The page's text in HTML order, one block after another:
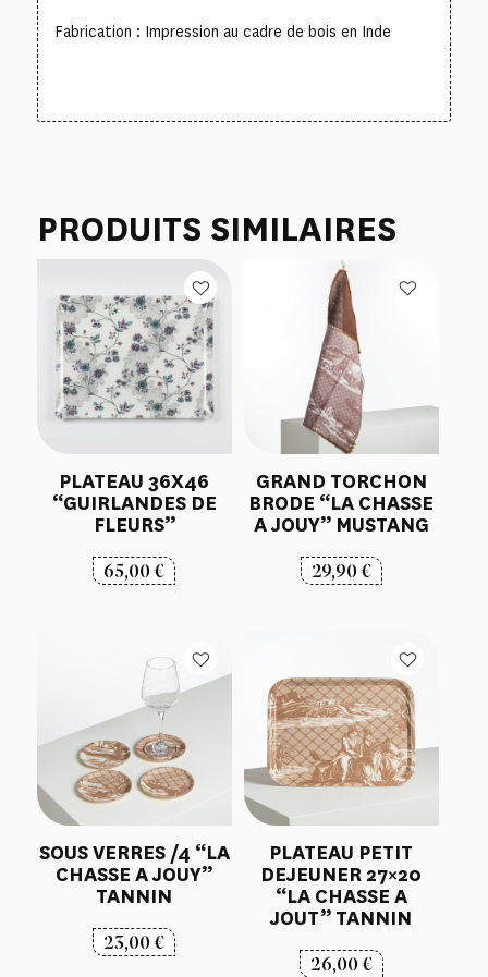
Fabrication : Impression au cadre de bois en Inde
PRODUITS SIMILAIRES
PLATEAU 36X46
“GUIRLANDES DE
FLEURS”
65,00€
GRAND TORCHON
BRODE “LA CHASSE
A JOUY” MUSTANG
29,90€
SOUS VERRES /4 “LA
CHASSE A JOUY”
TANNIN
23,00€
PLATEAU PETIT
DEJEUNER 27×20
“LA CHASSE A
JOUT” TANNIN
26,00€